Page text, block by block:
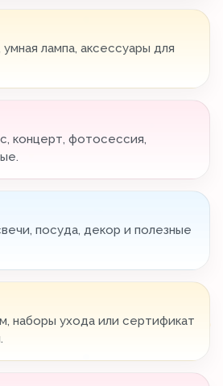
умная лампа, аксессуары для
концерт, фотосессия,
посуда, декор и полезные
наборы ухода или сертификат